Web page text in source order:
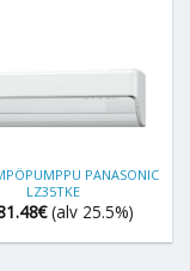
PANASONIC
LZ35TKE
€ (alv 25.5%)